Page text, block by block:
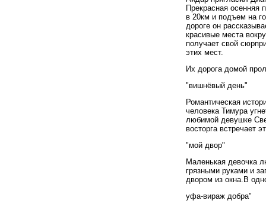
Прекрасная осенняя
в 20км и подъем на
дороге он
красивые места
получает свой
этих мест.
Их дорога домой
"вишнёвый день"
Романтическая
человека Тимура
любимой девушке
восторга встречает
"мой двор"
Маленькая девочка
грязными руками и
двором из окна.В
уфа-вираж добра"